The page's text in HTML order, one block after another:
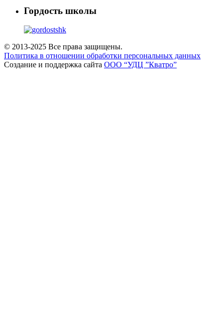
Гордость школы
© 2013-2025 Все права защищены.
Политика в отношении обработки персональных данных
Создание и поддержка сайта ООО “УДЦ ”Кватро”